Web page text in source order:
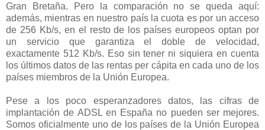
Gran Bretaña. Pero la comparación no se queda aquí:
además, mientras en nuestro país la cuota es por un acceso
de 256 Kb/s, en el resto de los países europeos optan por
un servicio que garantiza el doble de velocidad,
exactamente 512 Kb/s. Eso sin tener ni siquiera en cuenta
los últimos datos de las rentas per cápita en cada uno de los
países miembros de la Unión Europea.
Pese a los poco esperanzadores datos, las cifras de
implantación de ADSL en España no pueden ser mejores.
Somos oficialmente uno de los países de la Unión Europea